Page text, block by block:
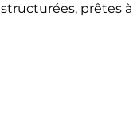
structurées, prêtes